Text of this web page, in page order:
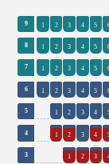
9 1 2 3 4 5
8 1 2 3 4 5
7 1 2 3 4 5
6 1 2 3 4 5
5 1 2 3 4
4 1 2 3 4
3 1 2 3